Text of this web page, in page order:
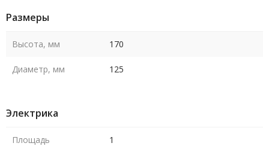
Размеры
Высота, мм 170
Диаметр, мм 125
Электрика
Площадь
1